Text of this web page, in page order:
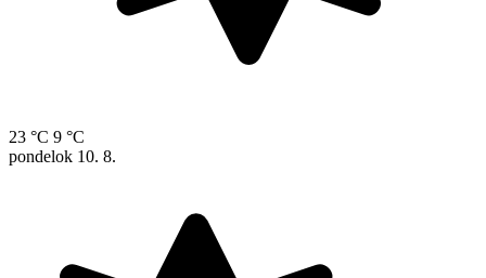
23 °C 9 °C
pondelok 10. 8.